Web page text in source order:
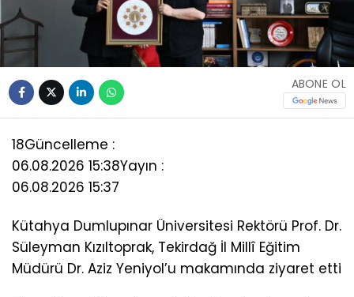
ABONE OL
18Güncelleme :
06.08.2026 15:38Yayın :
06.08.2026 15:37
Kütahya Dumlupınar Üniversitesi Rektörü Prof. Dr.
Süleyman Kızıltoprak, Tekirdağ İl Millî Eğitim
Müdürü Dr. Aziz Yeniyol’u makamında ziyaret etti